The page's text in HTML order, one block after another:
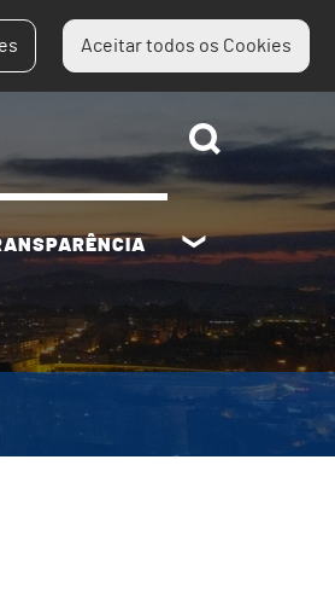
Aceitar todos os Cookies